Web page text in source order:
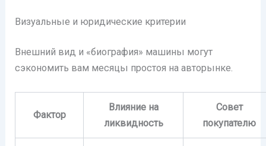
Визуальные и юридические критерии
Внешний вид и «биография» машины могут
сэкономить вам месяцы простоя на авторынке.
Фактор
Влияние на
ликвидность
Совет
покупателю